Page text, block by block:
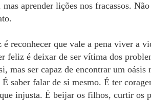
mas aprender lições nos fracassos.
é reconhecer que vale a pena viver a
feliz é deixar de ser vítima dos
mas ser capaz de encontrar um
saber falar de si mesmo. É ter
injusta. É beijar os filhos, curtir os